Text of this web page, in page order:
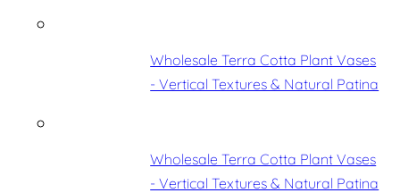
Wholesale Terra Cotta Plant Vases
- Vertical Textures & Natural Patina
Wholesale Terra Cotta Plant Vases
- Vertical Textures & Natural Patina